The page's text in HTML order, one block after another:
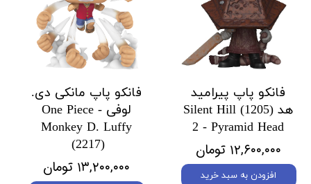
فانکو پاپ پیرامید
هد (1205) Silent Hill
2 - Pyramid Head
۱۲,۶۰۰,۰۰۰ تومان
افزودن به سبد خرید
فانکو پاپ مانکی دی.
لوفی One Piece -
Monkey D. Luffy
(2217)
۱۳,۲۰۰,۰۰۰ تومان